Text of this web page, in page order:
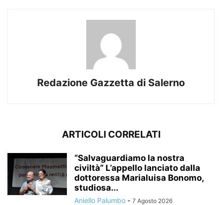
Redazione Gazzetta di Salerno
ARTICOLI CORRELATI
“Salvaguardiamo la nostra
civiltà” L’appello lanciato dalla
dottoressa Marialuisa Bonomo,
studiosa...
Aniello Palumbo - 7 Agosto 2026